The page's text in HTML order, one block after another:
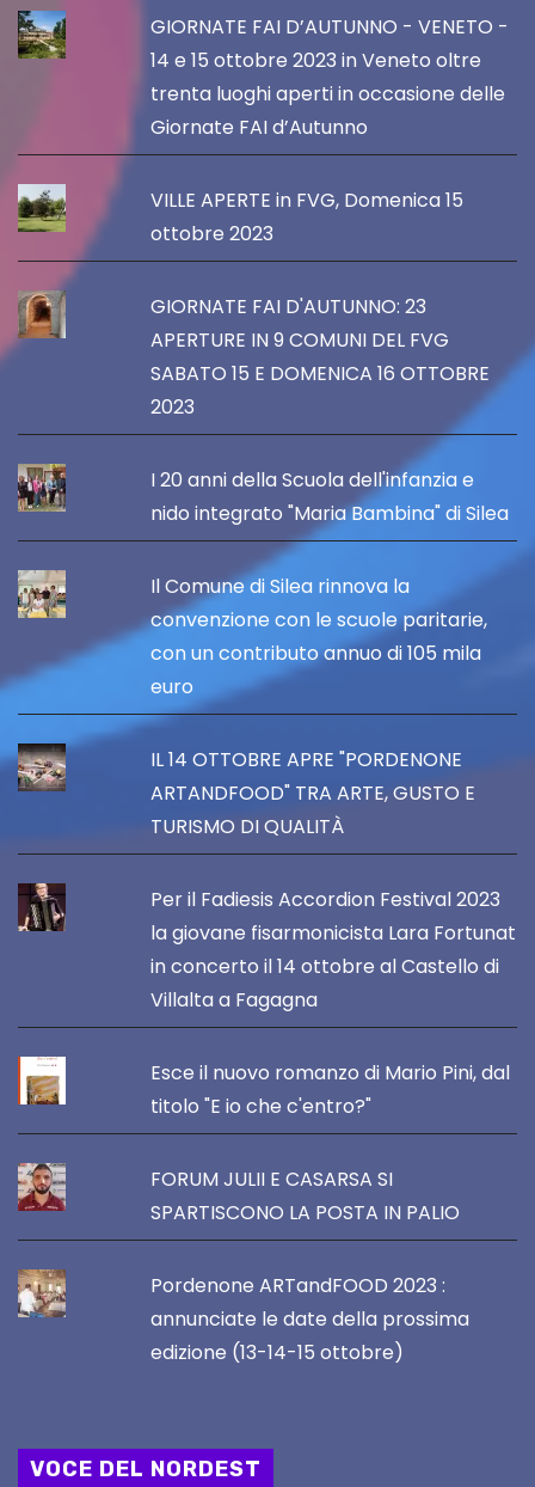
GIORNATE FAI D’AUTUNNO - VENETO -
14 e 15 ottobre 2023 in Veneto oltre
trenta luoghi aperti in occasione delle
Giornate FAI d’Autunno
VILLE APERTE in FVG, Domenica 15
ottobre 2023
GIORNATE FAI D'AUTUNNO: 23
APERTURE IN 9 COMUNI DEL FVG
SABATO 15 E DOMENICA 16 OTTOBRE
2023
I 20 anni della Scuola dell'infanzia e
nido integrato "Maria Bambina" di Silea
Il Comune di Silea rinnova la
convenzione con le scuole paritarie,
con un contributo annuo di 105 mila
euro
IL 14 OTTOBRE APRE "PORDENONE
ARTANDFOOD" TRA ARTE, GUSTO E
TURISMO DI QUALITÀ
Per il Fadiesis Accordion Festival 2023
la giovane fisarmonicista Lara Fortunat
in concerto il 14 ottobre al Castello di
Villalta a Fagagna
Esce il nuovo romanzo di Mario Pini, dal
titolo "E io che c'entro?"
FORUM JULII E CASARSA SI
SPARTISCONO LA POSTA IN PALIO
Pordenone ARTandFOOD 2023 :
annunciate le date della prossima
edizione (13-14-15 ottobre)
VOCE DEL NORDEST